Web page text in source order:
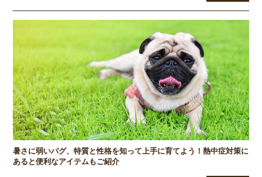
暑さに弱いパグ、特質と性格を知って上手に育てよう！熱中症対策に
あると便利なアイテムもご紹介